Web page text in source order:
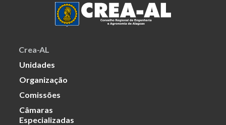
Crea-AL
Unidades
Organização
Comissões
Câmaras
Especializadas